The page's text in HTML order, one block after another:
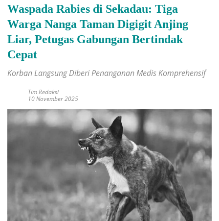
Waspada Rabies di Sekadau: Tiga
Warga Nanga Taman Digigit Anjing
Liar, Petugas Gabungan Bertindak
Cepat
Korban Langsung Diberi Penanganan Medis Komprehensif
Tim Redaksi
10 November 2025